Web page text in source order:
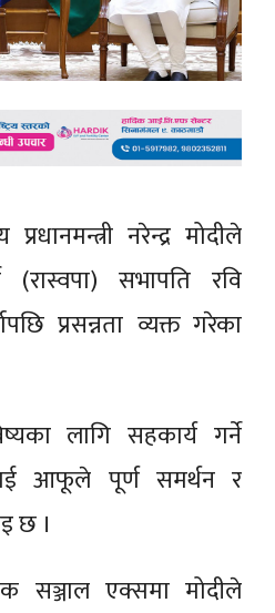
नरेन्द्र मोदीले
(रास्वपा) सभापति रवि
प्रसन्नता व्यक्त गरेका
लागि सहकार्य गर्ने
आफूले पूर्ण समर्थन र
छ ।
सञ्जाल एक्समा मोदीले